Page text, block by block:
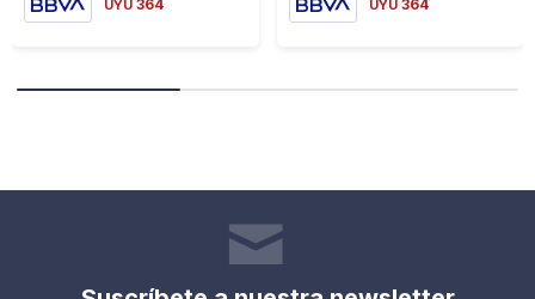
UYU 364 UYU 364